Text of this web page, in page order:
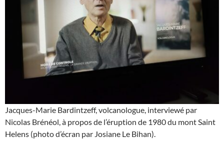
Jacques-Marie Bardintzeff, volcanologue, interviewé par
Nicolas Brénéol, à propos de l’éruption de 1980 du mont Saint
Helens (photo d’écran par Josiane Le Bihan).